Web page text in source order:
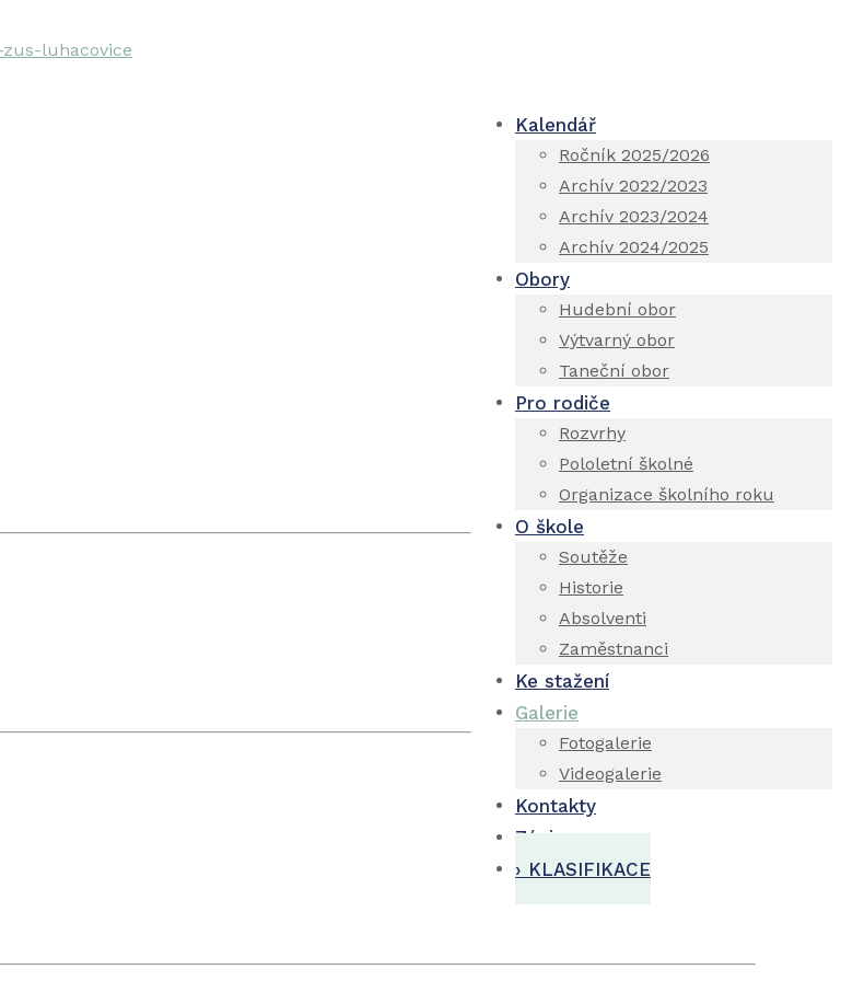
Kalendář
Ročník 2025/2026
Archív 2022/2023
Archív 2023/2024
Archív 2024/2025
Obory
Hudební obor
Výtvarný obor
Taneční obor
Pro rodiče
Rozvrhy
Pololetní školné
Organizace školního roku
O škole
Soutěže
Historie
Absolventi
Zaměstnanci
Ke stažení
Galerie
Fotogalerie
Videogalerie
Kontakty
Zápis
› KLASIFIKACE